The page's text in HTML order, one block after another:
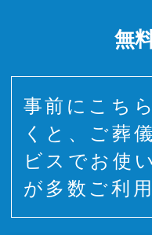
無
事前にこち
くと、ご葬
ビスでお使
が多数ご利